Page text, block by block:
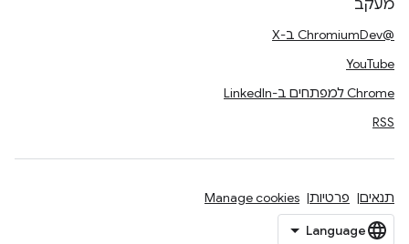
מעקב
@ChromiumDev ב-X
YouTube
Chrome למפתחים ב-LinkedIn
RSS
תנאים פרטיות Manage cookies